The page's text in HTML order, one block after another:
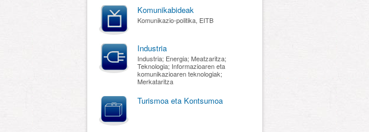
Komunikabideak
Komunikazio-politika, EITB
Industria
Industria; Energia; Meatzaritza;
Teknologia; Informazioaren eta
komunikazioaren teknologiak;
Merkataritza
Turismoa eta Kontsumoa